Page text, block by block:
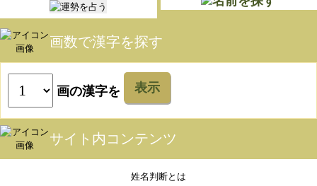
画数で漢字を探す
画の漢字を 表示
サイト内コンテンツ
姓名判断とは